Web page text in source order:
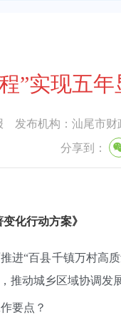
”实现五
发布机构： 汕尾市财
分享到：
化行动方案》
“百县千镇万村高
推动城乡区域协调发
要点？